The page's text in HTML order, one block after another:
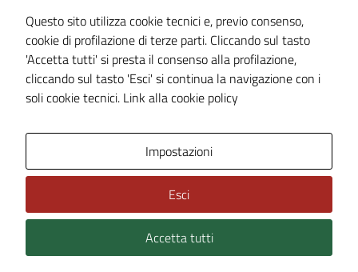
Note legali
Dichiarazione di accessibilità
Piano di miglioramento del sito
Statistiche sito web
Technical Design s.r.l.
Questo sito utilizza cookie tecnici e, previo consenso,
cookie di profilazione di terze parti. Cliccando sul tasto
'Accetta tutti' si presta il consenso alla profilazione,
cliccando sul tasto 'Esci' si continua la navigazione con i
soli cookie tecnici. Link alla cookie policy
Impostazioni
Esci
Accetta tutti